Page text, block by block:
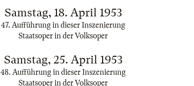
Samstag, 18. April 1953
47. Aufführung in dieser Inszenierung
Staatsoper in der Volksoper
Samstag, 25. April 1953
48. Aufführung in dieser Inszenierung
Staatsoper in der Volksoper